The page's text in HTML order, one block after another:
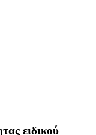
ειδικού